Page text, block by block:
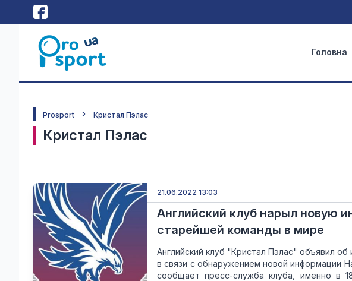
Головна
Prosport Кристал Пэлас
Кристал Пэлас
21.06.2022 13:03
Английский клуб нарыл новую
старейшей команды в мире
Английский клуб "Кристал Пэлас" объявил
в связи с обнаружением новой информации
сообщает пресс-служба клуба, именно в